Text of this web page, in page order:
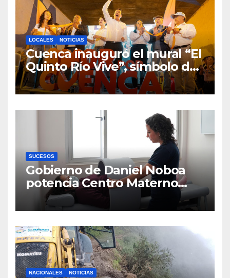
LOCALES NOTICIAS
Cuenca inauguró el mural “El
Quinto Río Vive”, símbolo de
la defensa ciudadana del
agua
SUCESOS
Gobierno de Daniel Noboa
potencia Centro Materno
Infantil y Emergencias en
Cuenca con nuevos equipos
NACIONALES NOTICIAS